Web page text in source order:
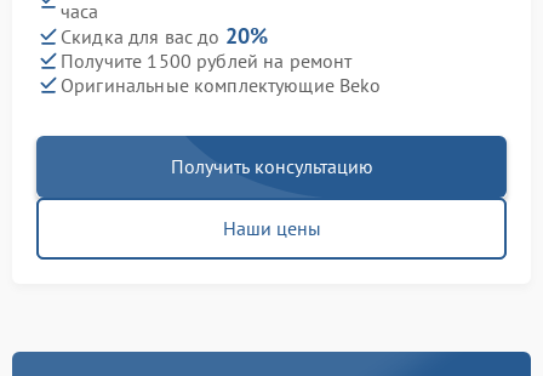
часа
Скидка для вас до 20%
Получите 1500 рублей на ремонт
Оригинальные комплектующие Beko
Получить консультацию
Наши цены